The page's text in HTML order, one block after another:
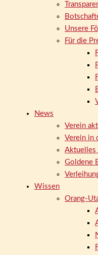
Unsere
Für die
News
Verein
Verein in
Aktuelles
Goldene
Wissen
Orang-